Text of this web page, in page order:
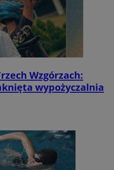
Wzgórzach:
wypożyczalnia